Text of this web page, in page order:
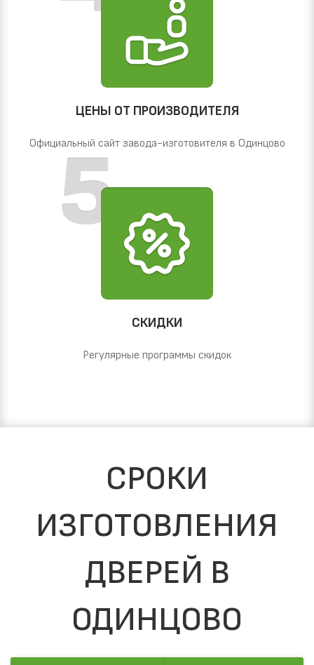
ЦЕНЫ ОТ ПРОИЗВОДИТЕЛЯ
Официальный сайт завода-изготовителя в Одинцово
СКИДКИ
Регулярные программы скидок
СРОКИ
ИЗГОТОВЛЕНИЯ
ДВЕРЕЙ В
ОДИНЦОВО